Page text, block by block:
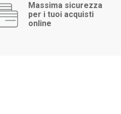
Massima sicurezza
per i tuoi acquisti
online